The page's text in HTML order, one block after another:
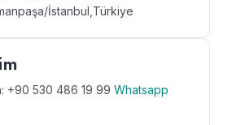
İstanbul,Türkiye
+90 530 486 19 99 Whatsapp